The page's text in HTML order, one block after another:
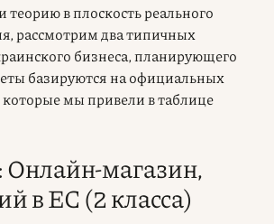
теорию в плоскость реального
рассмотрим два типичных
бизнеса, планирующего
базируются на официальных
мы привели в таблице
магазин,
в ЕС (2 класса)